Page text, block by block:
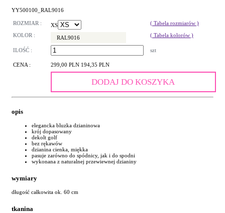
YY500100_RAL9016
ROZMIAR : XS
( Tabela rozmiarów )
KOLOR :
RAL9016 ( Tabela kolorów )
ILOŚĆ : szt
CENA : 299,00 PLN 194,35 PLN
DODAJ DO KOSZYKA
opis
elegancka bluzka dzianinowa
krój dopasowany
dekolt golf
bez rękawów
dzianina cienka, miękka
pasuje zarówno do spódnicy, jak i do spodni
wykonana z naturalnej przewiewnej dzianiny
wymiary
długość całkowita ok. 60 cm
tkanina